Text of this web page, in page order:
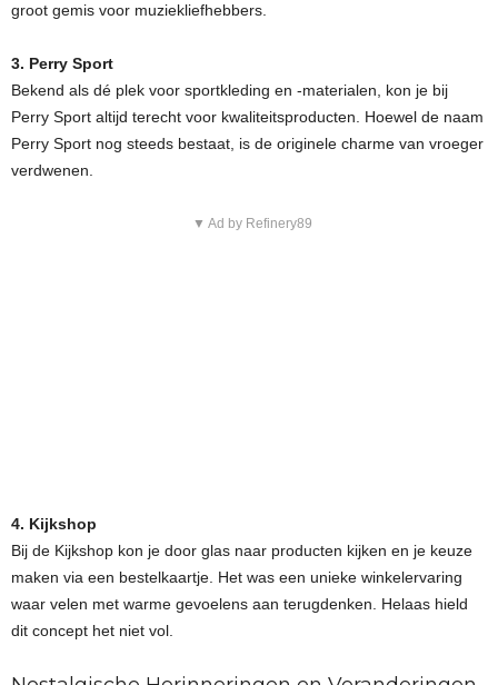
groot gemis voor muziekliefhebbers.
3. Perry Sport
Bekend als dé plek voor sportkleding en -materialen, kon je bij
Perry Sport altijd terecht voor kwaliteitsproducten. Hoewel de naam
Perry Sport nog steeds bestaat, is de originele charme van vroeger
verdwenen.
▼ Ad by Refinery89
4. Kijkshop
Bij de Kijkshop kon je door glas naar producten kijken en je keuze
maken via een bestelkaartje. Het was een unieke winkelervaring
waar velen met warme gevoelens aan terugdenken. Helaas hield
dit concept het niet vol.